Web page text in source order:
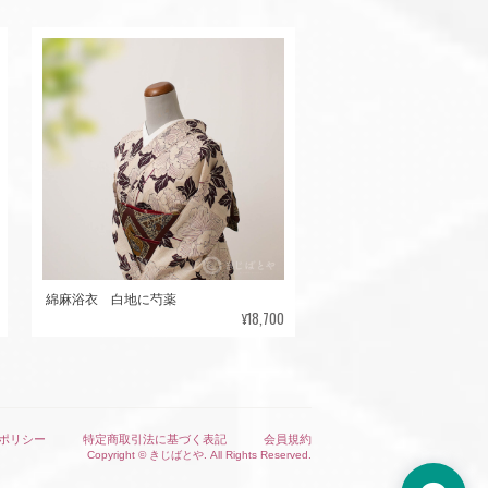
綿麻浴衣 白地に芍薬
¥18,700
リシー 特定商取引法に基づく表記 会員規約
Copyright © きじばとや. All Rights Reserved.